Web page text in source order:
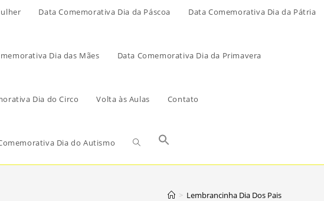
Data Comemorativa Dia da Páscoa Data Comemorativa Dia da Pátria
Dia das Mães Data Comemorativa Dia da Primavera
Dia do Circo Volta às Aulas Contato
Dia do Autismo
> Lembrancinha Dia Dos Pais